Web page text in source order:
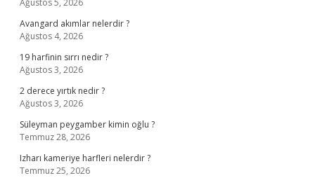
Ağustos 5, 2026
Avangard akımlar nelerdir ?
Ağustos 4, 2026
19 harfinin sırrı nedir ?
Ağustos 3, 2026
2 derece yırtık nedir ?
Ağustos 3, 2026
Süleyman peygamber kimin oğlu ?
Temmuz 28, 2026
Izharı kameriye harfleri nelerdir ?
Temmuz 25, 2026